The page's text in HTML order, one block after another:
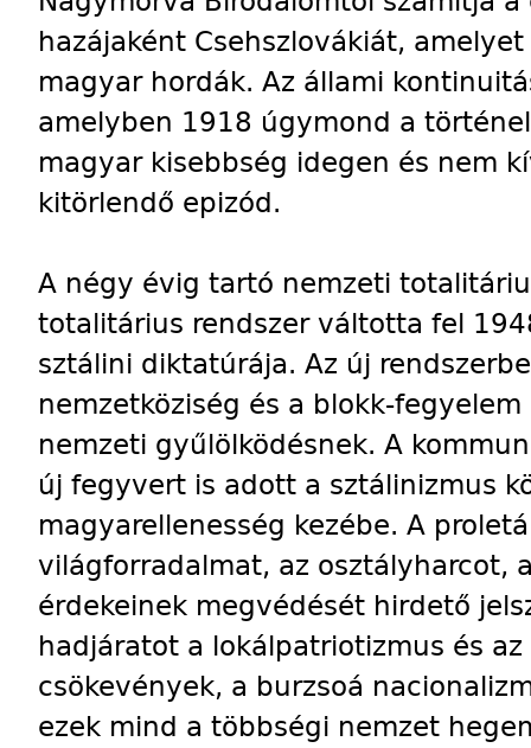
hazájaként Csehszlovákiát,
magyar hordák. Az állami
amelyben 1918 úgymond a
magyar kisebbség idegen és nem
kitörlendő epizód.
A négy évig tartó nemzeti
totalitárius rendszer váltotta fel
sztálini diktatúrája. Az új
nemzetköziség és a blokk-
nemzeti gyűlölködésnek. A
új fegyvert is adott a sztálinizmus
magyarellenesség kezébe. A
világforradalmat, az osztályharcot,
érdekeinek megvédését hirdető
hadjáratot a lokálpatriotizmus és
csökevények, a burzsoá
ezek mind a többségi nemzet